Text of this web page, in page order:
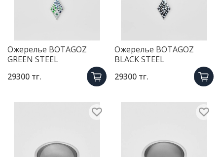
Ожерелье BOTAGOZ
GREEN STEEL
29300 тг.
Ожерелье BOTAGOZ
BLACK STEEL
29300 тг.